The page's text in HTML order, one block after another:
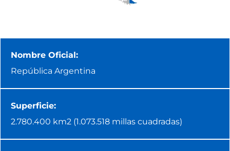
Nombre Oficial:
República Argentina
Superficie:
2.780.400 km2 (1.073.518 millas cuadradas)